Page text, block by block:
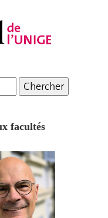
facultés